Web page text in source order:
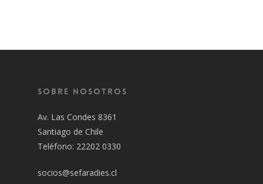
Sobre Nosotros
Av. Las Condes 8361
Santiago de Chile
Teléfono: 22202 0330
socios@sefaradies.cl